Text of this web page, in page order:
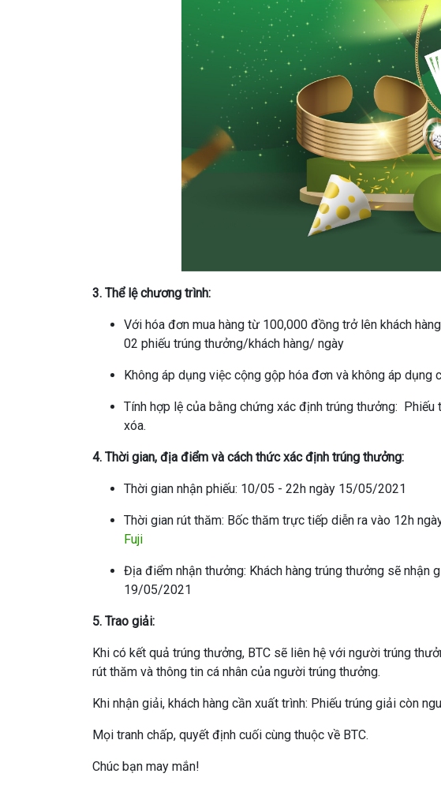
3. Thể lệ chương trình:
Với hóa đơn mua hàng từ 100,000 đồng trở lên khách
02 phiếu trúng thưởng/khách hàng/ ngày
Không áp dụng việc cộng gộp hóa đơn và không áp dụng
Tính hợp lệ của bằng chứng xác định trúng thưởng:
xóa.
4. Thời gian, địa điểm và cách thức xác định trúng thưởng:
Thời gian nhận phiếu: 10/05 - 22h ngày 15/05/2021
Thời gian rút thăm: Bốc thăm trực tiếp diễn ra vào 12h
Fuji
Địa điểm nhận thưởng: Khách hàng trúng thưởng sẽ nhận
19/05/2021
5. Trao giải:
Khi có kết quả trúng thưởng, BTC sẽ liên hệ với người trúng
rút thăm và thông tin cá nhân của người trúng thưởng.
Khi nhận giải, khách hàng cần xuất trình: Phiếu trúng giải còn
Mọi tranh chấp, quyết định cuối cùng thuộc về BTC.
Chúc bạn may mắn!